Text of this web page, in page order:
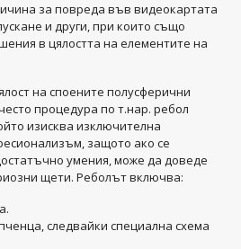
за повреда във видеокартата
и други, при които също
в цялостта на елементите на
на споените полусферични
процедура по т.нар. ребол
изисква изключителна
защото ако се
умения, може да доведе
щети. Реболът включва:
следвайки специална схема